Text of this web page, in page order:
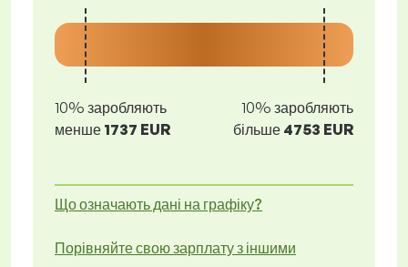
10% заробляють
менше 1737 EUR
10% заробляють
більше 4753 EUR
Що означають дані на графіку?
Порівняйте свою зарплату з іншими